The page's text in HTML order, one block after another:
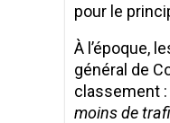
pour le
À l’époque,
général de
classement :
moins de